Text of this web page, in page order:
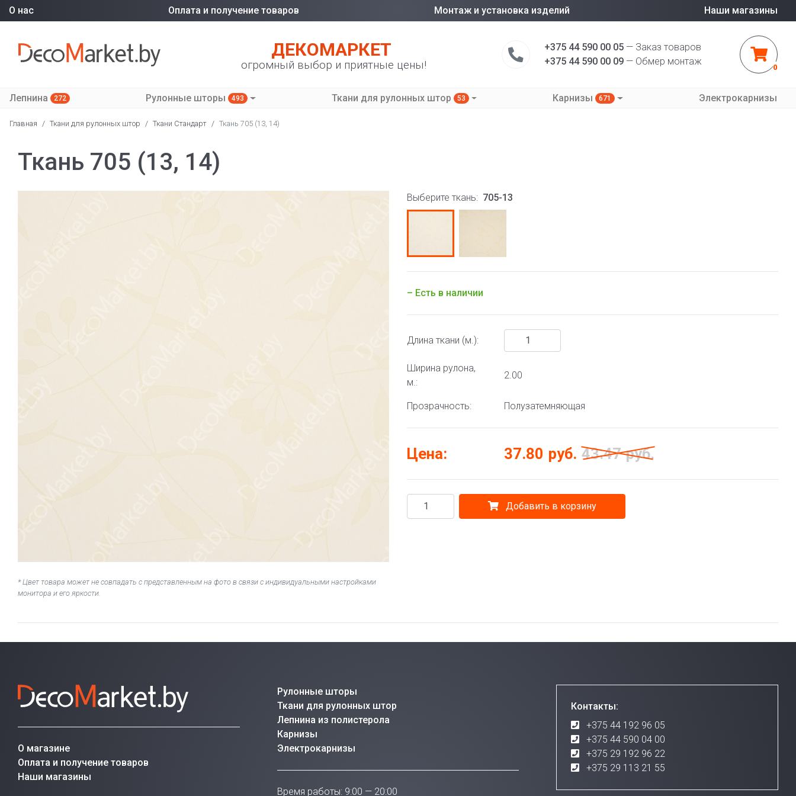
О нас Оплата и получение товаров Монтаж и установка изделий Наши магазины
ДЕКОМАРКЕТ
огромный выбор и приятные цены!
+375 44 590 00 05 — Заказ товаров
+375 44 590 00 09 — Обмер монтаж
0
Лепнина 272 Рулонные шторы 493 Ткани для рулонных штор 53 Карнизы 671 Электрокарнизы
Главная / Ткани для рулонных штор / Ткани Стандарт / Ткань 705 (13, 14)
Ткань 705 (13, 14)
* Цвет товара может не совпадать с представленным на фото в связи с индивидуальными настройками
монитора и его яркости.
Выберите ткань: 705-13
– Есть в наличии
Длина ткани (м.):
Ширина рулона,
м.:
2.00
Прозрачность: Полузатемняющая
Цена: 37.80 руб. 43.47 руб.
Добавить в корзину
О магазине
Оплата и получение товаров
Наши магазины
Рулонные шторы
Ткани для рулонных штор
Лепнина из полистерола
Карнизы
Электрокарнизы
Время работы: 9:00 — 20:00
Контакты:
+375 44 192 96 05
+375 44 590 04 00
+375 29 192 96 22
+375 29 113 21 55